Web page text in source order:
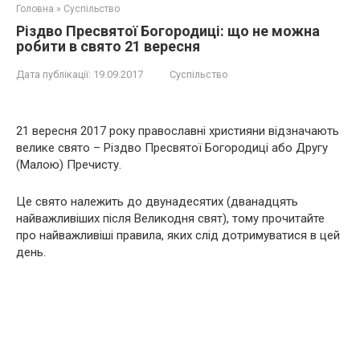
Головна » Суспільство
Різдво Пресвятої Богородиці: що не можна
робити в свято 21 вересня
Дата публікації: 19.09.2017 Суспільство
21 вересня 2017 року православні християни відзначають
велике свято – Різдво Пресвятої Богородиці або Другу
(Малою) Пречисту.
Це свято належить до двунадесятих (дванадцять
найважливіших після Великодня свят), тому прочитайте
про найважливіші правила, яких слід дотримуватися в цей
день.